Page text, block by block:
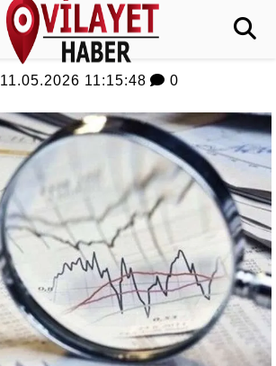
11.05.2026 11:15:48 0